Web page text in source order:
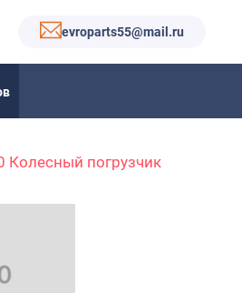
evroparts55@mail.ru
Колесный погрузчик